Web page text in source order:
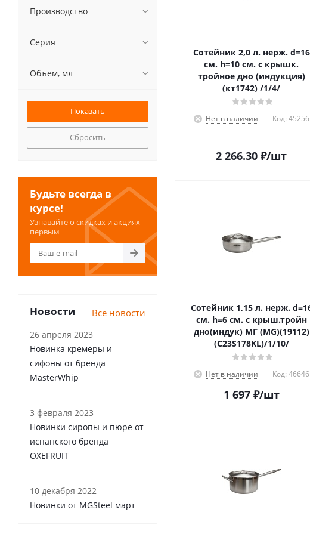
Сотейник 2,0 л. нерж. d=16
см. h=10 см. с крышк.
тройное дно (индукция)
(кт1742) /1/4/
Нет в наличии Код: 45256
2 266.30 ₽/шт
Сотейник 1,15 л. нерж. d=16
см. h=6 см. с крыш.тройн
дно(индук) МГ (MG)(19112)
(С23S178KL)/1/10/
Нет в наличии Код: 46646
1 697₽/шт
Производство
Серия
Объем, мл
Сбросить
Будьте всегда в
курсе!
Узнавайте о скидках и акциях
первым
Новости Все новости
26 апреля 2023
Новинка кремеры и
сифоны от бренда
MasterWhip
3 февраля 2023
Новинки сиропы и пюре от
испанского бренда
OXEFRUIT
10 декабря 2022
Новинки от MGSteel март